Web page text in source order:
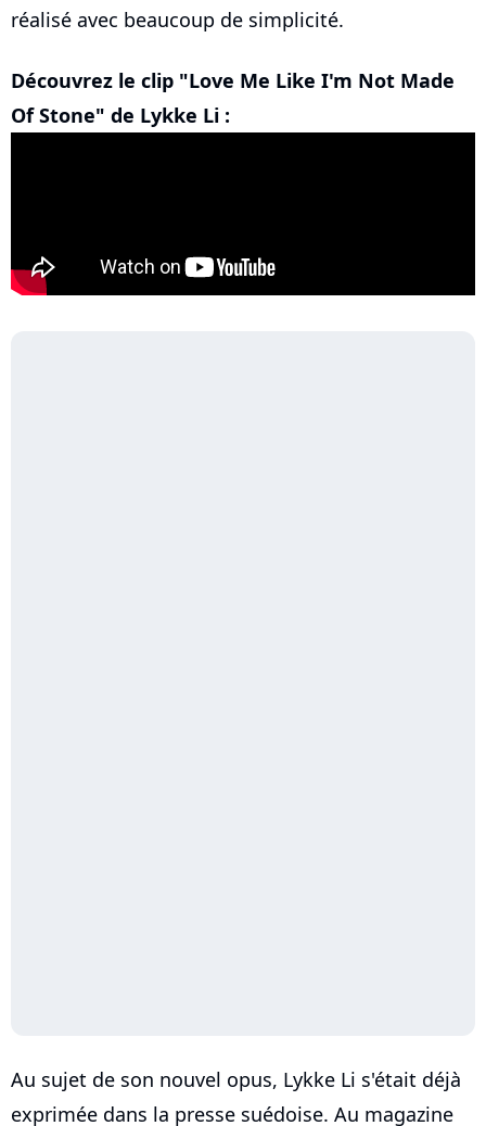
réalisé avec beaucoup de simplicité.
Découvrez le clip "Love Me Like I'm Not Made
Of Stone" de Lykke Li :
Au sujet de son nouvel opus, Lykke Li s'était déjà
exprimée dans la presse suédoise. Au magazine